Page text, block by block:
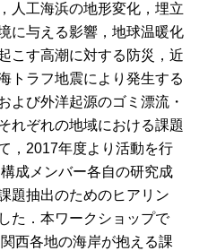
人工海浜の地形変化，埋立
に与える影響，地球温暖化
こす高潮に対する防災，近
トラフ地震により発生する
よび外洋起源のゴミ漂流・
れぞれの地域における課題
，2017年度より活動を行
成メンバー各自の研究成
題抽出のためのヒアリン
た．本ワークショップで
西各地の海岸が抱える課